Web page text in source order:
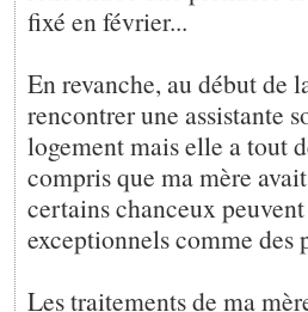
fixé en février...
En revanche, au début de
rencontrer une assistante
logement mais elle a tout
compris que ma mère
certains chanceux
exceptionnels comme des
Les traitements de ma